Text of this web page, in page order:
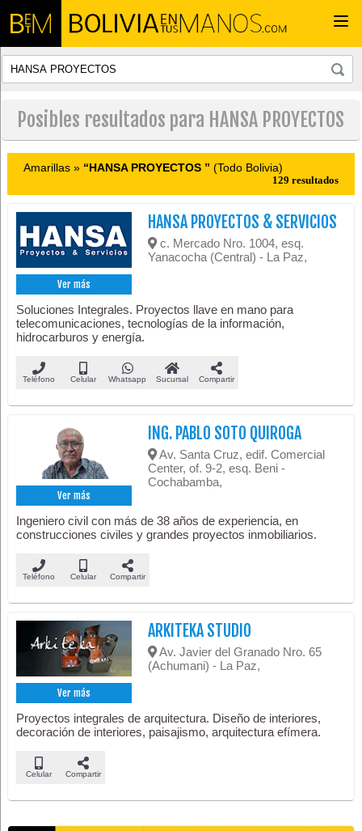
Posibles resultados para HANSA PROYECTOS
Amarillas » “HANSA PROYECTOS ” (Todo Bolivia)
129 resultados
Ver más
HANSA PROYECTOS & SERVICIOS
c. Mercado Nro. 1004, esq.
Yanacocha (Central) - La Paz,
Soluciones Integrales. Proyectos llave en mano para
telecomunicaciones, tecnologías de la información,
hidrocarburos y energía.
Teléfono Celular Whatsapp Sucursal Compartir
Ver más
ING. PABLO SOTO QUIROGA
Av. Santa Cruz, edif. Comercial
Center, of. 9-2, esq. Beni -
Cochabamba,
Ingeniero civil con más de 38 años de experiencia, en
construcciones civiles y grandes proyectos inmobiliarios.
Teléfono Celular Compartir
Ver más
ARKITEKA STUDIO
Av. Javier del Granado Nro. 65
(Achumani) - La Paz,
Proyectos integrales de arquitectura. Diseño de interiores,
decoración de interiores, paisajismo, arquitectura efímera.
Celular Compartir